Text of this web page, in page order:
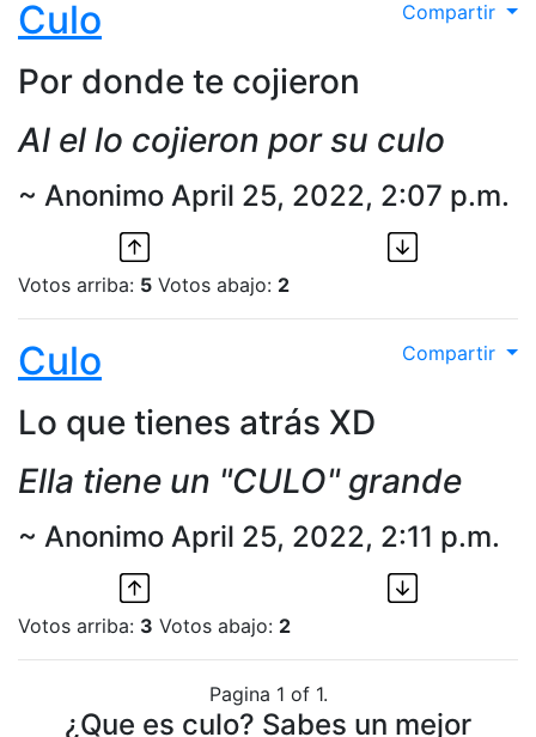
Compartir
Culo
Por donde te cojieron
Al el lo cojieron por su culo
~ Anonimo April 25, 2022, 2:07 p.m.
Votos arriba: 5 Votos abajo: 2
Compartir
Culo
Lo que tienes atrás XD
Ella tiene un "CULO" grande
~ Anonimo April 25, 2022, 2:11 p.m.
Votos arriba: 3 Votos abajo: 2
Pagina 1 of 1.
¿Que es culo? Sabes un mejor